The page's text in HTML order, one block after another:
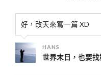
好，改天來寫一篇 XD
HANS
世界末日，也要